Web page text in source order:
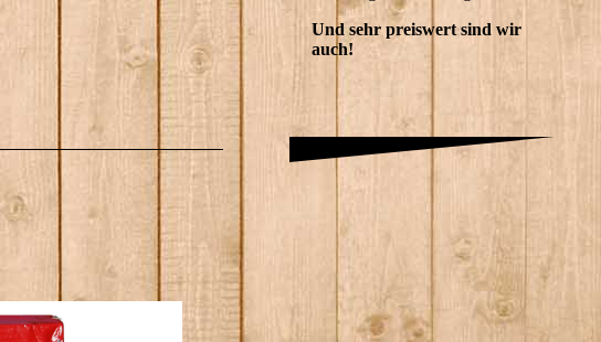
Und sehr preiswert sind wir
auch!